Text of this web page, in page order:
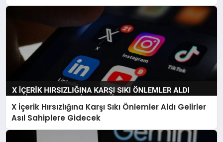
X İçerik Hırsızlığına Karşı Sıkı Önlemler Aldı Gelirler
Asıl Sahiplere Gidecek